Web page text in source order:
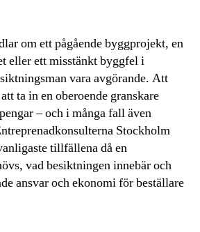
om ett pågående byggprojekt, en
eller ett misstänkt byggfel i
vara avgörande. Att
ta in en oberoende granskare
– och i många fall även
Stockholm
tillfällena då en
vad besiktningen innebär och
ansvar och ekonomi för beställare